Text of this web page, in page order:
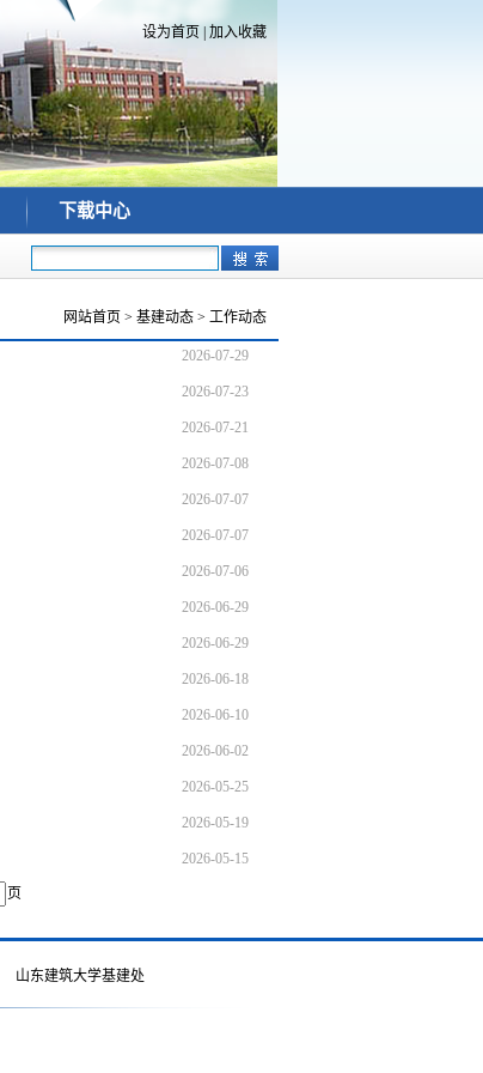
设为首页 加入收藏
下载中心
网站首页 > 基建动态 > 工作动态
2026-07-29
2026-07-23
2026-07-21
2026-07-08
2026-07-07
2026-07-07
2026-07-06
2026-06-29
2026-06-29
2026-06-18
2026-06-10
2026-06-02
2026-05-25
2026-05-19
2026-05-15
页
山东建筑大学基建处